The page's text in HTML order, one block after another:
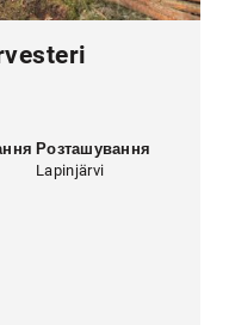
Розташування
Lapinjärvi